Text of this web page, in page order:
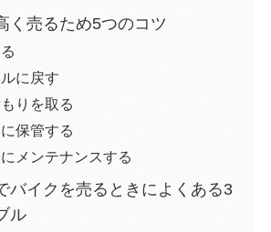
く売るため5つのコツ
ルに戻す
りを取る
保管する
メンテナンスする
バイクを売るときによくある3
ル